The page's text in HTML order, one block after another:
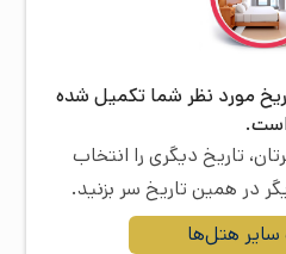
مورد نظر شما تکمیل شده
تاریخ دیگری را انتخاب
در همین تاریخ سر بزنید.
هتل‌ها